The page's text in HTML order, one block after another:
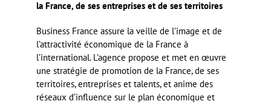
la France, de ses entreprises et de ses territoires
Business France assure la veille de l’image et de
l’attractivité économique de la France à
l’international. L’agence propose et met en œuvre
une stratégie de promotion de la France, de ses
territoires, entreprises et talents, et anime des
réseaux d’influence sur le plan économique et